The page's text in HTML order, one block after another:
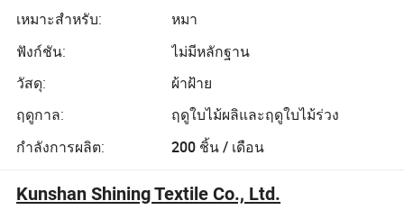
เหมาะสำหรับ:
หมา
ฟังก์ชัน:
ไม่มีหลักฐาน
วัสดุ:
ผ้าฝ้าย
ฤดูกาล:
ฤดูใบไม้ผลิและฤดูใบไม้ร่วง
กำลังการผลิต:
200 ชิ้น / เดือน
Kunshan Shining Textile Co., Ltd.